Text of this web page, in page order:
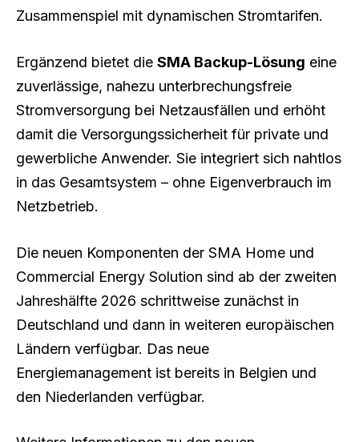
Zusammenspiel mit dynamischen Stromtarifen.
Ergänzend bietet die SMA Backup-Lösung eine
zuverlässige, nahezu unterbrechungsfreie
Stromversorgung bei Netzausfällen und erhöht
damit die Versorgungssicherheit für private und
gewerbliche Anwender. Sie integriert sich nahtlos
in das Gesamtsystem – ohne Eigenverbrauch im
Netzbetrieb.
Die neuen Komponenten der SMA Home und
Commercial Energy Solution sind ab der zweiten
Jahreshälfte 2026 schrittweise zunächst in
Deutschland und dann in weiteren europäischen
Ländern verfügbar. Das neue
Energiemanagement ist bereits in Belgien und
den Niederlanden verfügbar.